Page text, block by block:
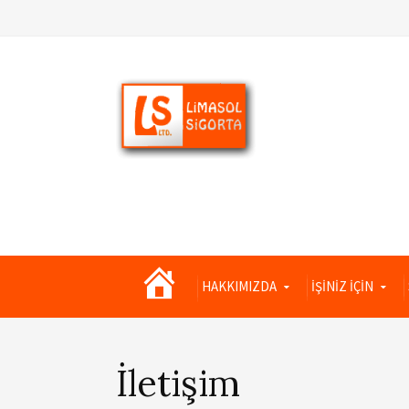
LimasolHAKKIMIZDA İŞİNİZ İÇİN
İletişim